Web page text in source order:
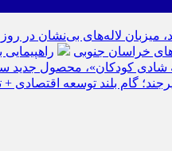
میزبان لاله‌های بی‌نشان در
راهپیمایی باشکوه ۱۳ آبان در بیرجند؛ «متحد
شادی کودکان»، محصول جدید
گام بلند توسعه اقتصادی +